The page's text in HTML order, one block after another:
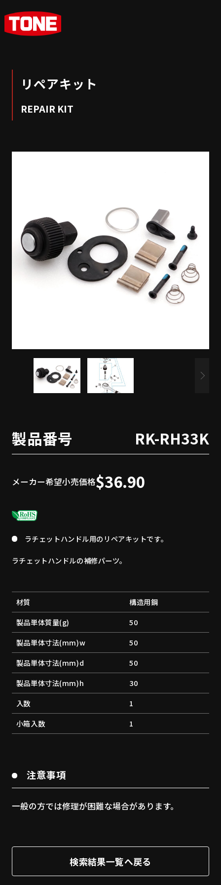
リペアキット
REPAIR KIT
製品番号 RK-RH33K
メーカー希望小売価格$36.90
ラチェットハンドル用のリペアキットです。
ラチェットハンドルの補修パーツ。
材質
構造用鋼
製品単体質量(g)
50
製品単体寸法(mm)w
50
製品単体寸法(mm)d
50
製品単体寸法(mm)h
30
入数
1
小箱入数
1
注意事項
一般の方では修理が困難な場合があります。
検索結果一覧へ戻る